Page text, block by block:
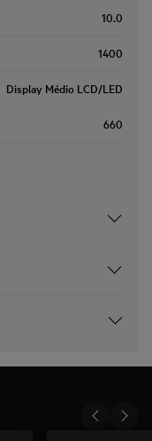
10.0
1400
Display Médio LCD/LED
660